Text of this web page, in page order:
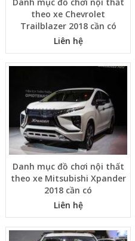
theo xe Chevrolet
Trailblazer 2018 cần có
Liên hệ
Danh mục đồ chơi nội thất
theo xe Mitsubishi Xpander
2018 cần có
Liên hệ